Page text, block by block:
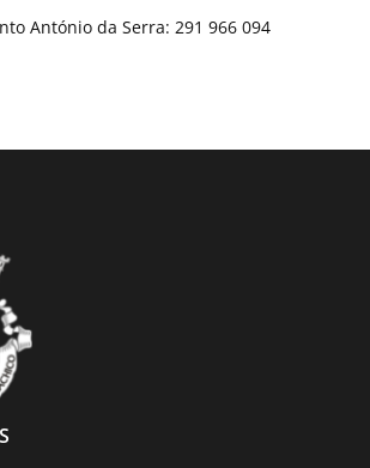
António da Serra: 291 966 094